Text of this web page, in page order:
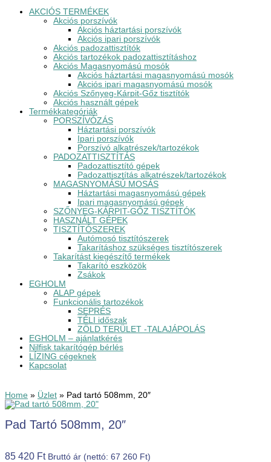
AKCIÓS TERMÉKEK
Akciós porszívók
Akciós háztartási porszívók
Akciós ipari porszívók
Akciós padozattisztítók
Akciós tartozékok padozattisztításhoz
Akciós Magasnyomású mosók
Akciós háztartási magasnyomású mosók
Akciós ipari magasnyomású mosók
Akciós Szőnyeg-Kárpit-Gőz tisztítók
Akciós használt gépek
Termékkategóriák
PORSZÍVÓZÁS
Háztartási porszívók
Ipari porszívók
Porszívó alkatrészek/tartozékok
PADOZATTISZTÍTÁS
Padozattisztító gépek
Padozattisztítás alkatrészek/tartozékok
MAGASNYOMÁSÚ MOSÁS
Háztartási magasnyomású gépek
Ipari magasnyomású gépek
SZŐNYEG-KÁRPIT-GŐZ TISZTÍTÓK
HASZNÁLT GÉPEK
TISZTÍTÓSZEREK
Autómosó tisztítószerek
Takarításhoz szükséges tisztítószerek
Takarítást kiegészítő termékek
Takarító eszközök
Zsákok
EGHOLM
ALAP gépek
Funkcionális tartozékok
SEPRÉS
TÉLI időszak
ZÖLD TERÜLET -TALAJÁPOLÁS
EGHOLM – ajánlatkérés
Nilfisk takarítógép bérlés
LÍZING cégeknek
Kapcsolat
Home » Üzlet » Pad tartó 508mm, 20″
Pad Tartó 508mm, 20″
85 420 Ft Bruttó ár (nettó: 67 260 Ft)